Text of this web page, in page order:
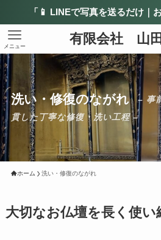
「📱 LINEで写真を送るだけ｜
有限会社 山
メニュー
洗い・修復のながれ
– 事
貫した丁寧な修復・洗い工程 –
ホーム 洗い・修復のながれ
大切なお仏壇を長く使い